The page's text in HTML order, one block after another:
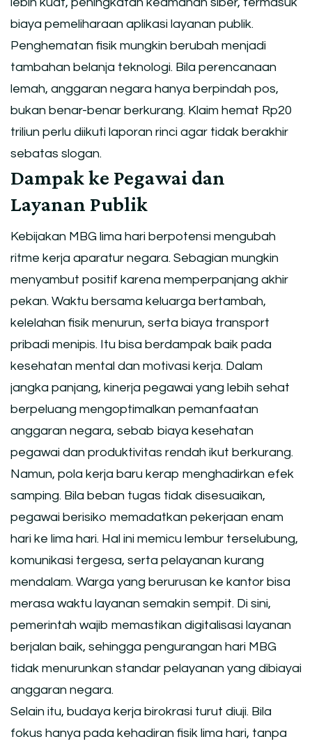
biaya pemeliharaan aplikasi layanan publik.
Penghematan fisik mungkin berubah menjadi
tambahan belanja teknologi. Bila perencanaan
lemah, anggaran negara hanya berpindah pos,
bukan benar-benar berkurang. Klaim hemat Rp20
triliun perlu diikuti laporan rinci agar tidak berakhir
sebatas slogan.
Dampak ke Pegawai dan
Layanan Publik
Kebijakan MBG lima hari berpotensi mengubah
ritme kerja aparatur negara. Sebagian mungkin
menyambut positif karena memperpanjang akhir
pekan. Waktu bersama keluarga bertambah,
kelelahan fisik menurun, serta biaya transport
pribadi menipis. Itu bisa berdampak baik pada
kesehatan mental dan motivasi kerja. Dalam
jangka panjang, kinerja pegawai yang lebih sehat
berpeluang mengoptimalkan pemanfaatan
anggaran negara, sebab biaya kesehatan
pegawai dan produktivitas rendah ikut berkurang.
Namun, pola kerja baru kerap menghadirkan efek
samping. Bila beban tugas tidak disesuaikan,
pegawai berisiko memadatkan pekerjaan enam
hari ke lima hari. Hal ini memicu lembur terselubung,
komunikasi tergesa, serta pelayanan kurang
mendalam. Warga yang berurusan ke kantor bisa
merasa waktu layanan semakin sempit. Di sini,
pemerintah wajib memastikan digitalisasi layanan
berjalan baik, sehingga pengurangan hari MBG
tidak menurunkan standar pelayanan yang dibiayai
anggaran negara.
Selain itu, budaya kerja birokrasi turut diuji. Bila
fokus hanya pada kehadiran fisik lima hari, tanpa